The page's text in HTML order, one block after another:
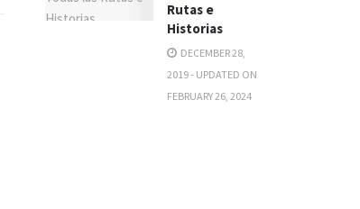
Rutas e
Historias
DECEMBER 28,
2019 - UPDATED ON
FEBRUARY 26, 2024